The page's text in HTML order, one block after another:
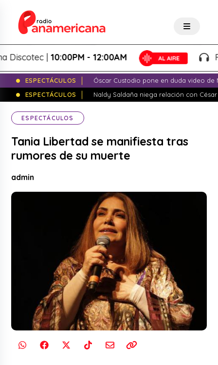
|10:00PM - 12:00AM
ESPECTÁCULOS
Óscar Custodio pone en duda video de
ESPECTÁCULOS
Naldy Saldaña niega relación con
ESPECTÁCULOS
Tania Libertad se manifiesta tras
rumores de su muerte
admin